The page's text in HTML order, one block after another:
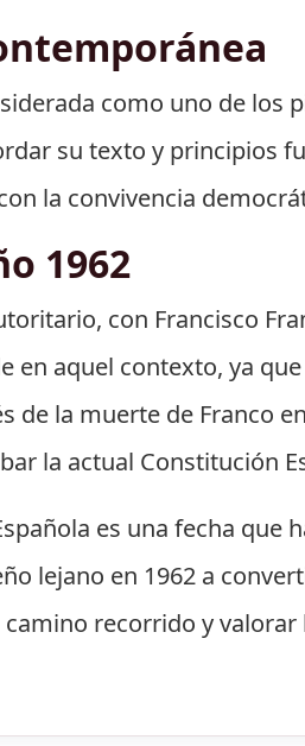
como uno de los
su texto y principios
la convivencia
1962
con Francisco
aquel contexto, ya
de la muerte de Franco
la actual Constitución
es una fecha
lejano en 1962 a
recorrido y